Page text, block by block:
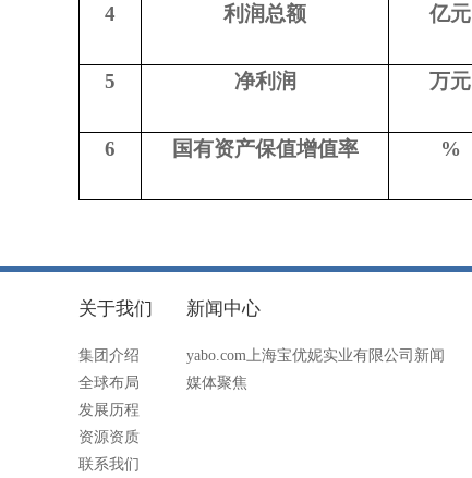
4 利润总额 亿元
5 净利润 万元
6 国有资产保值增值率 %
关于我们
集团介绍
全球布局
发展历程
资源资质
联系我们
新闻中心
yabo.com上海宝优妮实业有限公司新闻
媒体聚焦